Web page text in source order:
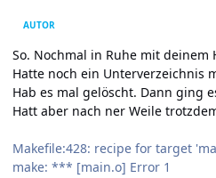
AUTOR
So. Nochmal in Ruhe mit deinem
Hatte noch ein Unterverzeichnis
Hab es mal gelöscht. Dann ging
Hatt aber nach ner Weile
Makefile:428: recipe for target
make: *** [main.o] Error 1